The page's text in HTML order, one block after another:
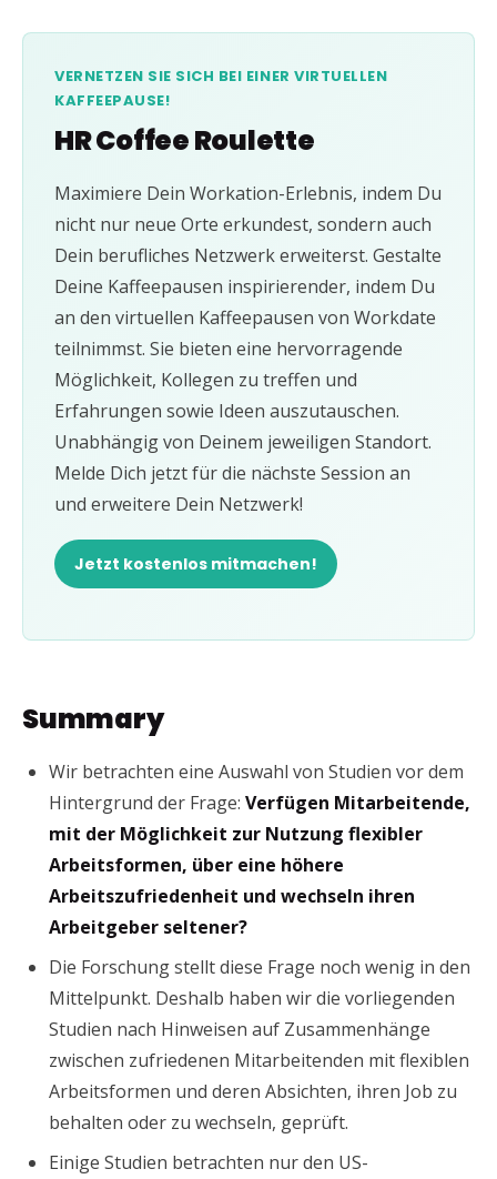
VERNETZEN SIE SICH BEI EINER VIRTUELLEN
KAFFEEPAUSE!
HR Coffee Roulette
Maximiere Dein Workation-Erlebnis, indem Du
nicht nur neue Orte erkundest, sondern auch
Dein berufliches Netzwerk erweiterst. Gestalte
Deine Kaffeepausen inspirierender, indem Du
an den virtuellen Kaffeepausen von Workdate
teilnimmst. Sie bieten eine hervorragende
Möglichkeit, Kollegen zu treffen und
Erfahrungen sowie Ideen auszutauschen.
Unabhängig von Deinem jeweiligen Standort.
Melde Dich jetzt für die nächste Session an
und erweitere Dein Netzwerk!
Jetzt kostenlos mitmachen!
Summary
Wir betrachten eine Auswahl von Studien vor dem
Hintergrund der Frage: Verfügen Mitarbeitende,
mit der Möglichkeit zur Nutzung flexibler
Arbeitsformen, über eine höhere
Arbeitszufriedenheit und wechseln ihren
Arbeitgeber seltener?
Die Forschung stellt diese Frage noch wenig in den
Mittelpunkt. Deshalb haben wir die vorliegenden
Studien nach Hinweisen auf Zusammenhänge
zwischen zufriedenen Mitarbeitenden mit flexiblen
Arbeitsformen und deren Absichten, ihren Job zu
behalten oder zu wechseln, geprüft.
Einige Studien betrachten nur den US-